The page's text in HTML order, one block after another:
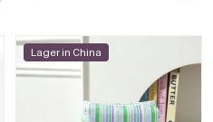
Lager in China